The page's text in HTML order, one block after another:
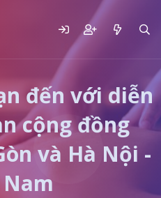
đến với diễn
cộng đồng
và Hà Nội -